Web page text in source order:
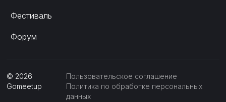
Фестиваль
Форум
© 2026
Gomeetup
Пользовательское соглашение
Политика по обработке персональных
данных